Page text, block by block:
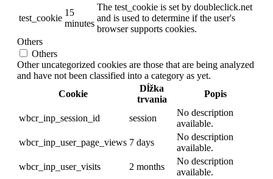
test_cookie
15
minutes
The test_cookie is set by doubleclick.net
and is used to determine if the user's
browser supports cookies.
Others
Others
Other uncategorized cookies are those that are being analyzed
and have not been classified into a category as yet.
Cookie
Dĺžka
trvania
Popis
wbcr_inp_session_id session
No description
available.
wbcr_inp_user_page_views 7 days
No description
available.
wbcr_inp_user_visits
2 months
No description
available.